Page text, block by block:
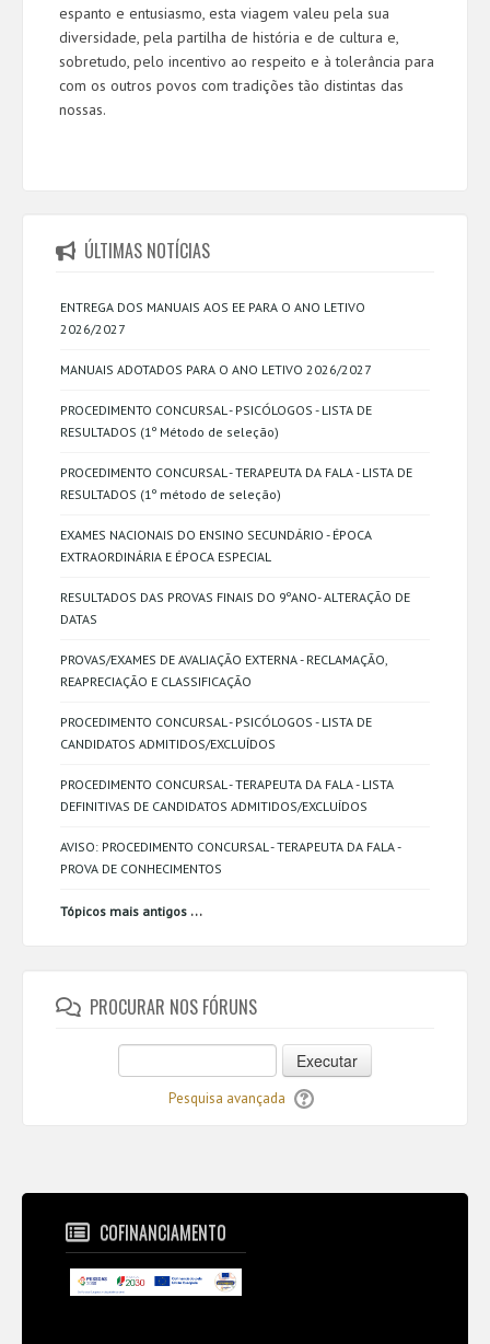
espanto e entusiasmo, esta viagem valeu pela sua
diversidade, pela partilha de história e de cultura e,
sobretudo, pelo incentivo ao respeito e à tolerância para
com os outros povos com tradições tão distintas das
nossas.
ÚLTIMAS NOTÍCIAS
ENTREGA DOS MANUAIS AOS EE PARA O ANO LETIVO
2026/2027
MANUAIS ADOTADOS PARA O ANO LETIVO 2026/2027
PROCEDIMENTO CONCURSAL - PSICÓLOGOS - LISTA DE
RESULTADOS (1º Método de seleção)
PROCEDIMENTO CONCURSAL - TERAPEUTA DA FALA - LISTA DE
RESULTADOS (1º método de seleção)
EXAMES NACIONAIS DO ENSINO SECUNDÁRIO - ÉPOCA
EXTRAORDINÁRIA E ÉPOCA ESPECIAL
RESULTADOS DAS PROVAS FINAIS DO 9ºANO- ALTERAÇÃO DE
DATAS
PROVAS/EXAMES DE AVALIAÇÃO EXTERNA - RECLAMAÇÃO,
REAPRECIAÇÃO E CLASSIFICAÇÃO
PROCEDIMENTO CONCURSAL - PSICÓLOGOS - LISTA DE
CANDIDATOS ADMITIDOS/EXCLUÍDOS
PROCEDIMENTO CONCURSAL - TERAPEUTA DA FALA - LISTA
DEFINITIVAS DE CANDIDATOS ADMITIDOS/EXCLUÍDOS
AVISO: PROCEDIMENTO CONCURSAL - TERAPEUTA DA FALA -
PROVA DE CONHECIMENTOS
Tópicos mais antigos ...
PROCURAR NOS FÓRUNS
Executar
Pesquisa avançada
COFINANCIAMENTO